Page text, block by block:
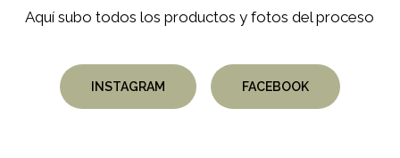
Aquí subo todos los productos y fotos del proceso
INSTAGRAM FACEBOOK